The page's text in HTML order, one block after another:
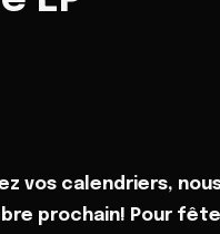
vos calendriers,
prochain! Pour